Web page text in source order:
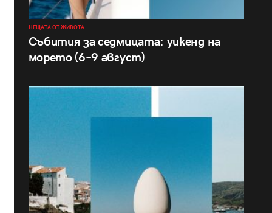
НЕЩАТА ОТ ЖИВОТА
Събития за седмицата: уикенд на
морето (6–9 август)